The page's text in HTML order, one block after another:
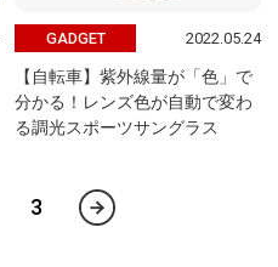
GADGET 2022.05.24
【自転車】紫外線量が「色」で
分かる！レンズ色が自動で変わ
る調光スポーツサングラス
3